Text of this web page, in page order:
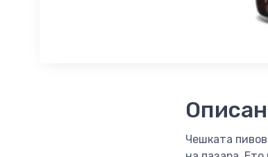
Чешката